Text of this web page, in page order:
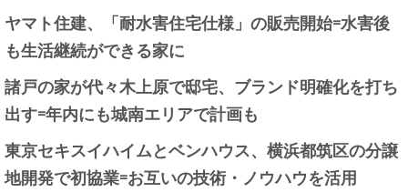
ヤマト住建、「耐水害住宅仕様」の販売開始=水害後
も生活継続ができる家に
諸戸の家が代々木上原で邸宅、ブランド明確化を打ち
出す=年内にも城南エリアで計画も
東京セキスイハイムとベンハウス、横浜都筑区の分譲
地開発で初協業=お互いの技術・ノウハウを活用